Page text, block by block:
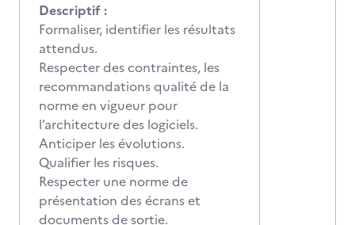
Descriptif :
Formaliser, identifier les résultats
attendus.
Respecter des contraintes, les
recommandations qualité de la
norme en vigueur pour
l’architecture des logiciels.
Anticiper les évolutions.
Qualifier les risques.
Respecter une norme de
présentation des écrans et
documents de sortie.